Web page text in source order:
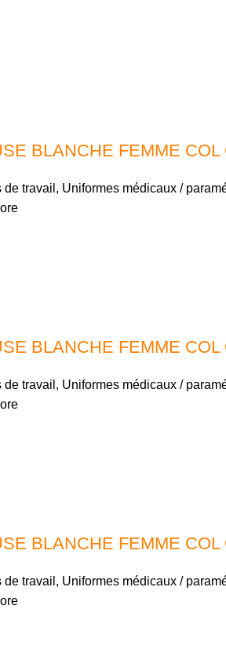
BLANCHE FEMME
de travail , Uniformes médicaux /
BLANCHE FEMME
de travail , Uniformes médicaux /
BLANCHE FEMME
de travail , Uniformes médicaux /